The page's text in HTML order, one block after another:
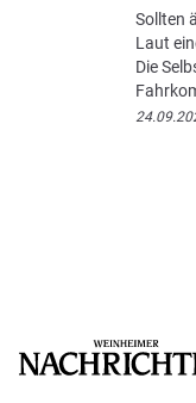
Sollten
Laut
Die